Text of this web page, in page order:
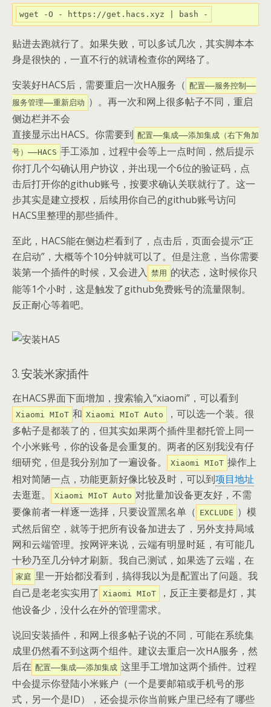
贴进去跑就行了。如果失败，可以多试几次，其实脚本本
身是很快的，一直不行的就请检查你的网络了。
安装好HACS后，需要重启一次HA服务（ 配置——服务控制——
服务管理——重新启动 ）。再一次和网上很多帖子不同，重启
侧边栏并不会
直接显示出HACS。你需要到 配置——集成——添加集成（右下角加
号）——HACS 手工添加，过程中会等上一点时间，然后提示
你打几个勾确认用户协议，并出现一个6位的验证码，点
击后打开你的github账号，按要求确认关联就行了。这一
步其实是建立授权，后续用你自己的github账号访问
HACS里整理的那些插件。
至此，HACS能在侧边栏看到了，点击后，页面会提示“正
在启动”，大概等个10分钟就可以了。但是注意，当你需要
装第一个插件的时候，又会进入 禁用 的状态，这时候你只
能等1个小时，这是触发了github免费账号的流量限制。
反正耐心等着吧。
3. 安装米家插件
在HACS界面下面增加，搜索输入“xiaomi”，可以看到
Xiaomi MIoT 和 Xiaomi MIoT Auto
，可以选一个装。很
多帖子是都装了的，但其实如果两个插件里都托管上同一
个小米账号，你的设备是会重复的。两者的区别我没有仔
细研究，但是我分别加了一遍设备。
Xiaomi MIoT 操作上
相对简陋一点，功能更新好像比较及时，可以到项目地址
去逛逛。
Xiaomi MIoT Auto 对批量加设备更友好，不需
要像前者一样逐一选择，只要设置黑名单（ EXCLUDE ）模
式然后留空，就等于把所有设备加进去了，另外支持局域
网和云端管理。按网评来说，云端有明显时延，有可能几
十秒乃至几分钟才刷新。我自己测试，如果选了云端，在
家庭 里一开始都没看到，搞得我以为是配置出了问题。我
自己是老老实实用了 Xiaomi MIoT
，反正主要都是灯，其
他设备少，没什么在外的管理需求。
说回安装插件，和网上很多帖子说的不同，可能在系统集
成里仍然看不到这两个组件。建议去重启一次HA服务，然
后在 配置——集成——添加集成 这里手工增加这两个插件。过程
中会提示你登陆小米账户（一个是要邮箱或手机号的形
式，另一个是ID），还会提示你当前账户里已经有了哪些